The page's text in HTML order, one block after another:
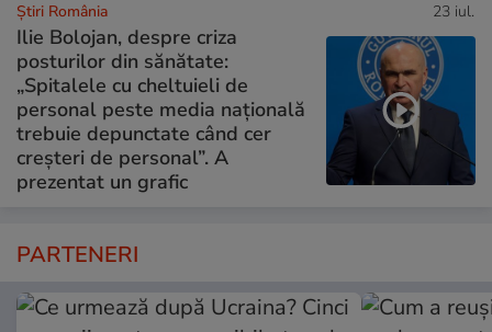
Știri România 23 iul.
Ilie Bolojan, despre criza
posturilor din sănătate:
„Spitalele cu cheltuieli de
personal peste media națională
trebuie depunctate când cer
creșteri de personal”. A
prezentat un grafic
PARTENERI